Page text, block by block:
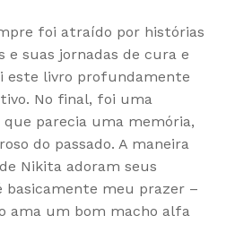
foi atraído por histórias
suas jornadas de cura e
este livro profundamente
No final, foi uma
parecia uma memória,
do passado. A maneira
Nikita adoram seus
basicamente meu prazer –
ama um bom macho alfa